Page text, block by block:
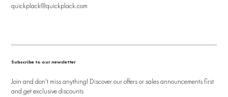
quickplack@quickplack.com
Subscribe to our newsletter
Join and don't miss anything! Discover our offers or sales announcements first
and get exclusive discounts